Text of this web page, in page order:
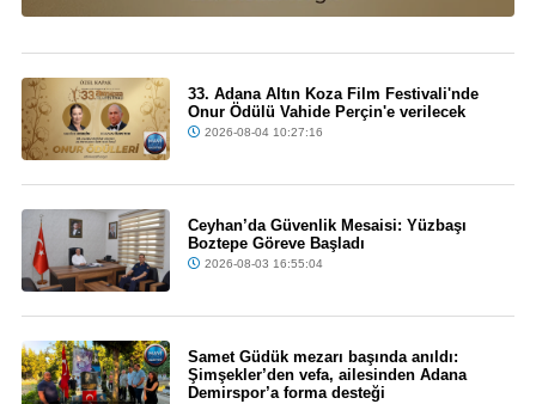
33. Adana Altın Koza Film Festivali'nde
Onur Ödülü Vahide Perçin'e verilecek
2026-08-04 10:27:16
Ceyhan’da Güvenlik Mesaisi: Yüzbaşı
Boztepe Göreve Başladı
2026-08-03 16:55:04
Samet Güdük mezarı başında anıldı:
Şimşekler’den vefa, ailesinden Adana
Demirspor’a forma desteği